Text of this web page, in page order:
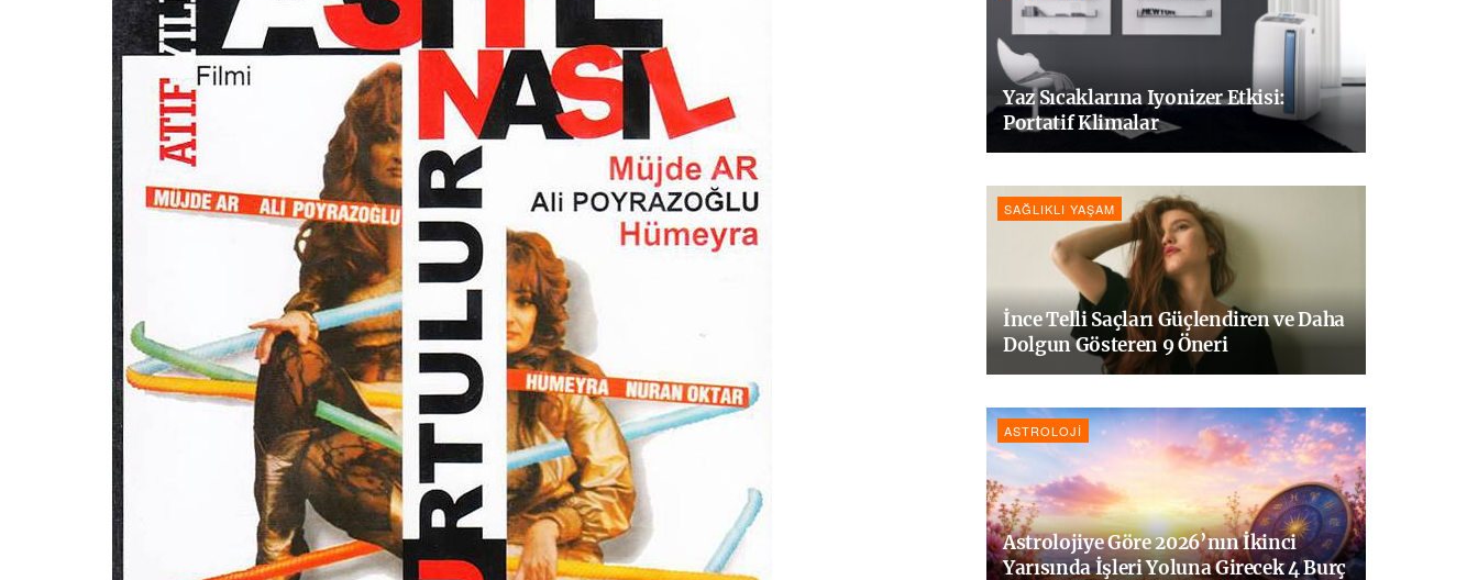
Yaz Sıcaklarına Iyonizer Etkisi:
Portatif Klimalar
SAĞLIKLI YAŞAM
İnce Telli Saçları Güçlendiren ve Daha
Dolgun Gösteren 9 Öneri
ASTROLOJI
Astrolojiye Göre 2026’nın İkinci
Yarısında İşleri Yoluna Girecek 4 Burç